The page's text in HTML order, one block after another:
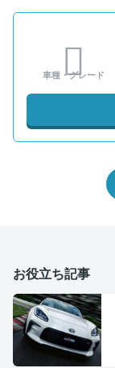
車種・グレード
お役立ち記事